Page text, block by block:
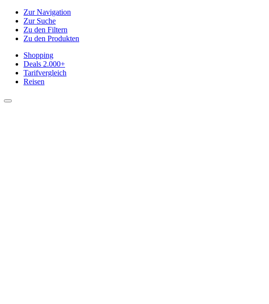
Zur Navigation
Zur Suche
Zu den Filtern
Zu den Produkten
Shopping
Deals 2.000+
Tarifvergleich
Reisen